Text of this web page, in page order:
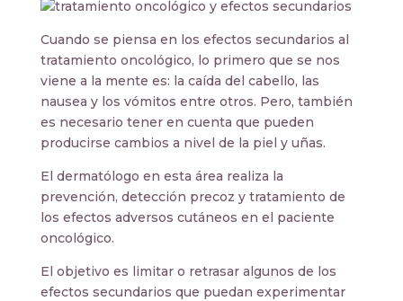
Cuando se piensa en los efectos secundarios al
tratamiento oncológico, lo primero que se nos
viene a la mente es: la caída del cabello, las
nausea y los vómitos entre otros. Pero, también
es necesario tener en cuenta que pueden
producirse cambios a nivel de la piel y uñas.
El dermatólogo en esta área realiza la
prevención, detección precoz y tratamiento de
los efectos adversos cutáneos en el paciente
oncológico.
El objetivo es limitar o retrasar algunos de los
efectos secundarios que puedan experimentar